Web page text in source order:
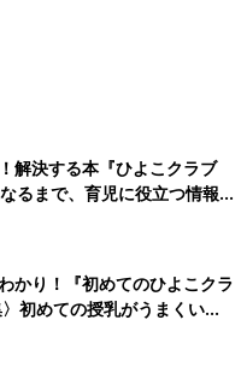
解決する本『ひよこクラブ
るまで、育児に役立つ情報が
かり！『初めてのひよこクラ
初めての授乳がうまくい
基本と夏のトラブル 解決テ